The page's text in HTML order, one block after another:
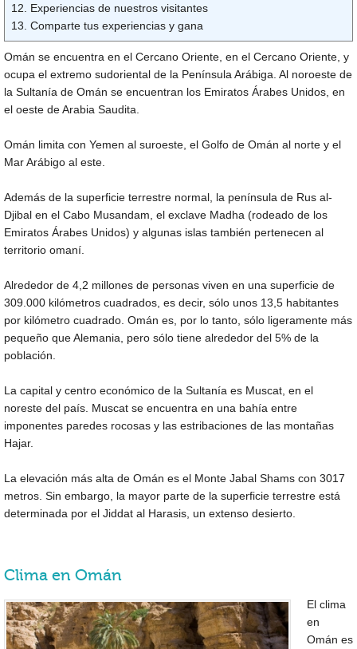
12. Experiencias de nuestros visitantes
13. Comparte tus experiencias y gana
Omán se encuentra en el Cercano Oriente, en el Cercano Oriente, y
ocupa el extremo sudoriental de la Península Arábiga. Al noroeste de
la Sultanía de Omán se encuentran los Emiratos Árabes Unidos, en
el oeste de Arabia Saudita.
Omán limita con Yemen al suroeste, el Golfo de Omán al norte y el
Mar Arábigo al este.
Además de la superficie terrestre normal, la península de Rus al-
Djibal en el Cabo Musandam, el exclave Madha (rodeado de los
Emiratos Árabes Unidos) y algunas islas también pertenecen al
territorio omaní.
Alrededor de 4,2 millones de personas viven en una superficie de
309.000 kilómetros cuadrados, es decir, sólo unos 13,5 habitantes
por kilómetro cuadrado. Omán es, por lo tanto, sólo ligeramente más
pequeño que Alemania, pero sólo tiene alrededor del 5% de la
población.
La capital y centro económico de la Sultanía es Muscat, en el
noreste del país. Muscat se encuentra en una bahía entre
imponentes paredes rocosas y las estribaciones de las montañas
Hajar.
La elevación más alta de Omán es el Monte Jabal Shams con 3017
metros. Sin embargo, la mayor parte de la superficie terrestre está
determinada por el Jiddat al Harasis, un extenso desierto.
Clima en Omán
El clima
en
Omán es